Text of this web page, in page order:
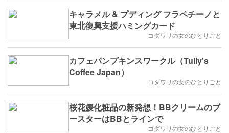
キャラメル & プディング フラペチーノと
東北復興支援ハミングカード
コダワリの女のひとりごと
カフェパンプキンスワークル（Tully's
Coffee Japan）
コダワリの女のひとりごと
桜花媛化粧品の新発想！BBクリームのブ
ースターはBBとラインで
コダワリの女のひとりごと